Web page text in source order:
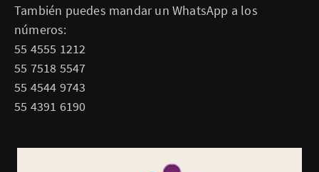
También puedes mandar un WhatsApp a los
números:
55 4555 1212
55 7518 5547
55 4544 9743
55 4391 6190